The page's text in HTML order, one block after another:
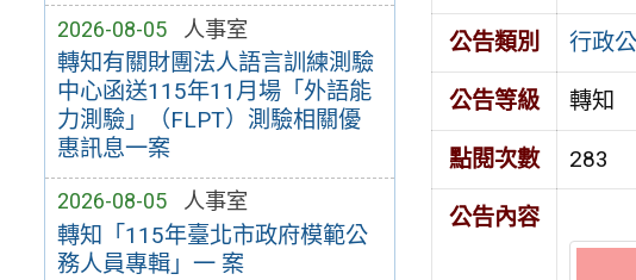
2026-08-05 人事室
轉知有關財團法人語言訓練測驗
中心函送115年11月場「外語能
力測驗」（FLPT）測驗相關優
惠訊息一案
2026-08-05 人事室
轉知「115年臺北市政府模範公
務人員專輯」一 案
公告類別 行政
公告等級 轉知
點閱次數 283
公告內容